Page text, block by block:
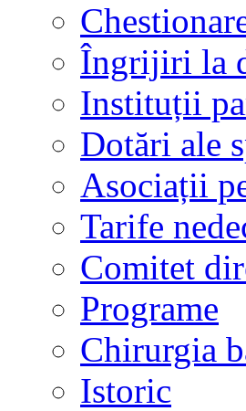
Îngrijiri la
Instituții
Dotări ale
Asociații
Tarife
Comitet
Programe
Chirurgia
Istoric